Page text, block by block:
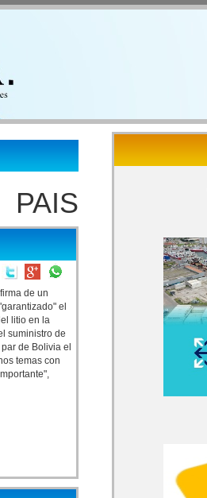
PAIS
de un
el
litio en la
suministro de
de Bolivia el
temas con